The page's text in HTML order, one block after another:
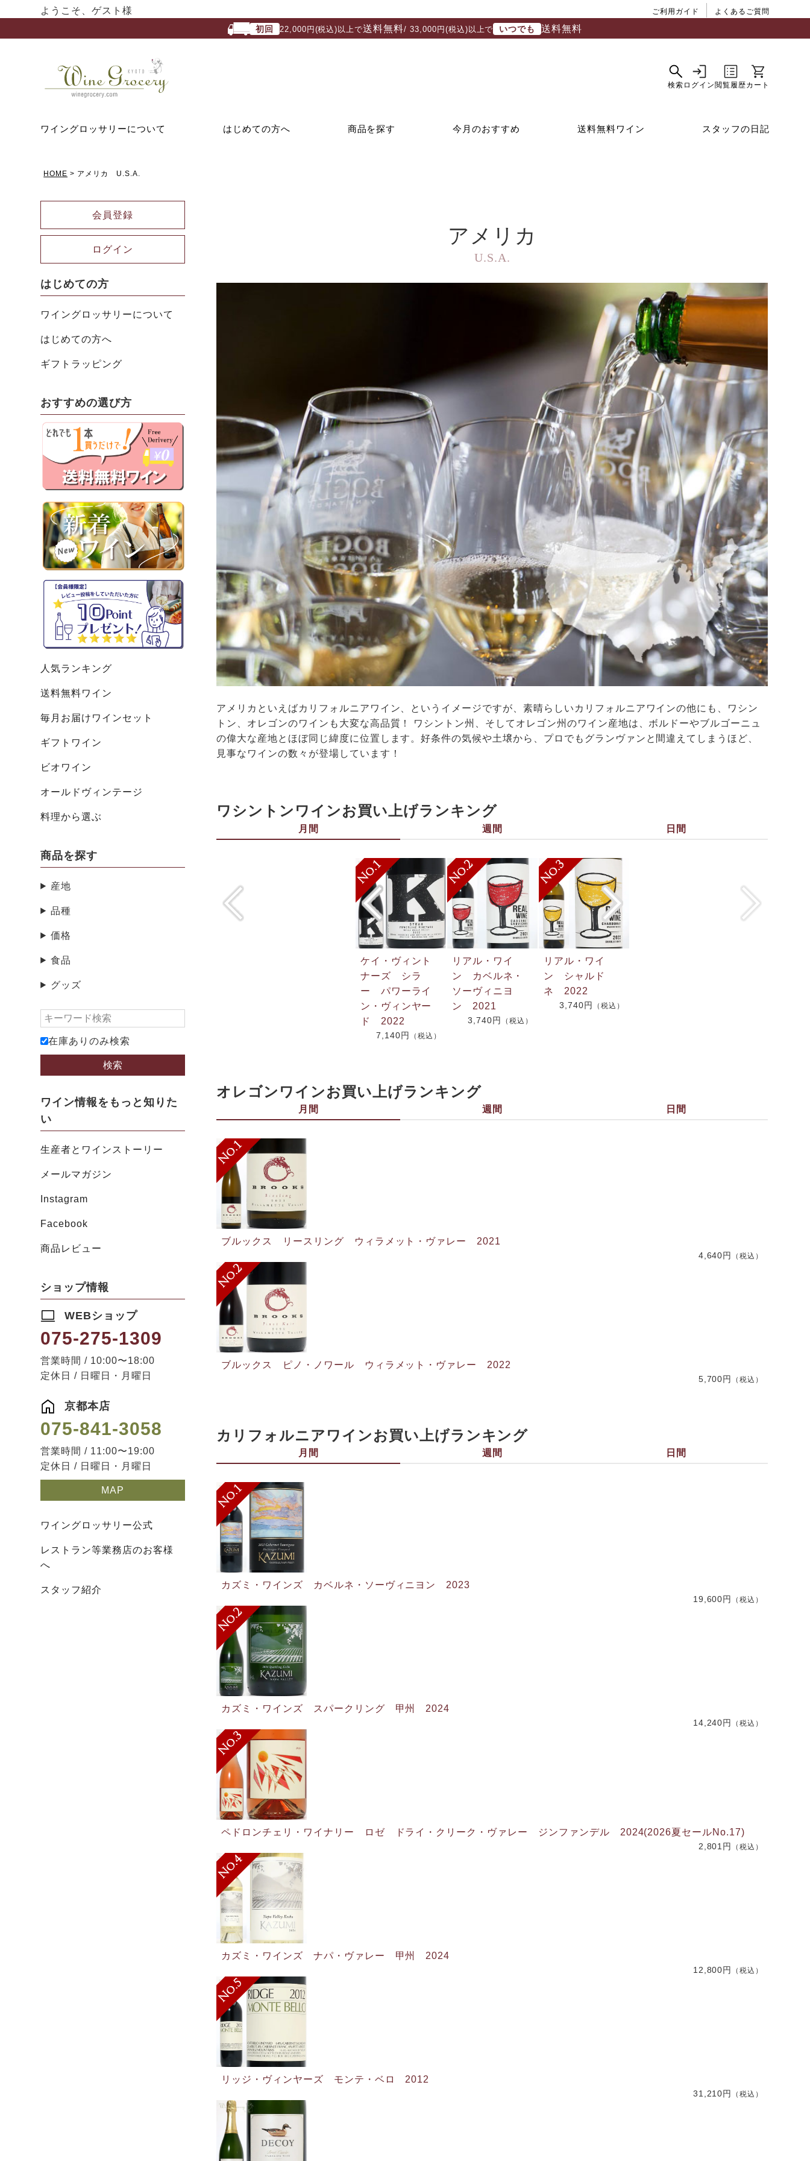
ようこそ、ゲスト様 ご利用ガイド よくあるご質問
初回 22,000円(税込)以上で送料無料/ 33,000円(税込)以上で いつでも 送料無料
ワイングロッサリーについて はじめての方へ 商品を探す 今月のおすすめ 送料無料ワイン スタッフの日記
HOME アメリカ U.S.A.
会員登録
ログイン
はじめての方
ワイングロッサリーについて
はじめての方へ
ギフトラッピング
おすすめの選び方
人気ランキング
送料無料ワイン
毎月お届けワインセット
ギフトワイン
ビオワイン
オールドヴィンテージ
料理から選ぶ
商品を探す
産地
品種
価格
食品
グッズ
在庫ありのみ検索
検索
ワイン情報をもっと知りた
い
生産者とワインストーリー
メールマガジン
Instagram
Facebook
商品レビュー
ショップ情報
WEBショップ
075-275-1309
営業時間 / 10:00〜18:00
定休日 / 日曜日・月曜日
京都本店
075-841-3058
営業時間 / 11:00〜19:00
定休日 / 日曜日・月曜日
MAP
ワイングロッサリー公式
レストラン等業務店のお客様
へ
スタッフ紹介
アメリカ
U.S.A.
アメリカといえばカリフォルニアワイン、というイメージですが、素晴らしいカリフォルニアワインの他にも、ワシン
トン、オレゴンのワインも大変な高品質！ ワシントン州、そしてオレゴン州のワイン産地は、ボルドーやブルゴーニュ
の偉大な産地とほぼ同じ緯度に位置します。好条件の気候や土壌から、プロでもグランヴァンと間違えてしまうほど、
見事なワインの数々が登場しています！
ワシントンワインお買い上げランキング
月間 週間 日間
ケイ・ヴィント
ナーズ シラ
ー パワーライ
ン・ヴィンヤー
ド 2022
7,140円 （税込）
リアル・ワイ
ン カベルネ・
ソーヴィニヨ
ン 2021
3,740円 （税込）
リアル・ワイ
ン シャルド
ネ 2022
3,740円 （税込）
オレゴンワインお買い上げランキング
月間 週間 日間
ブルックス リースリング ウィラメット・ヴァレー 2021
4,640円 （税込）
ブルックス ピノ・ノワール ウィラメット・ヴァレー 2022
5,700円 （税込）
カリフォルニアワインお買い上げランキング
月間 週間 日間
カズミ・ワインズ カベルネ・ソーヴィニヨン 2023
19,600円 （税込）
カズミ・ワインズ スパークリング 甲州 2024
14,240円 （税込）
ペドロンチェリ・ワイナリー ロゼ ドライ・クリーク・ヴァレー ジンファンデル 2024(2026夏セールNo.17)
2,801円 （税込）
カズミ・ワインズ ナパ・ヴァレー 甲州 2024
12,800円 （税込）
リッジ・ヴィンヤーズ モンテ・ベロ 2012
31,210円 （税込）